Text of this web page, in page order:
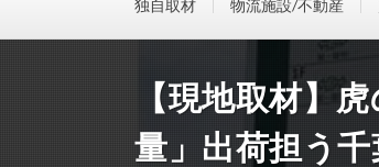
独自取材 物流施設/不動産
【現地取材】
量」出荷担う